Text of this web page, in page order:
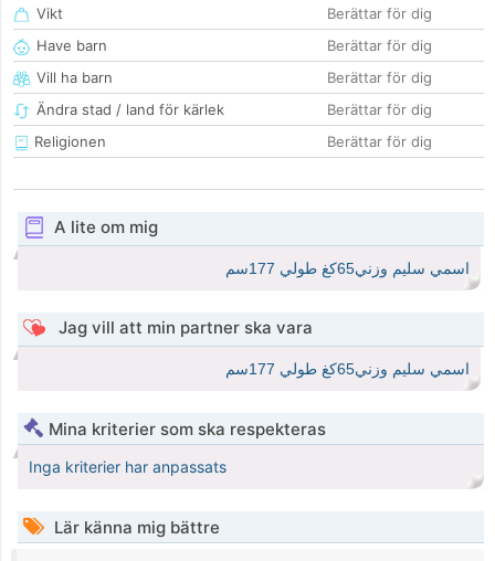
Vikt
Berättar för dig
Have barn
Berättar för dig
Vill ha barn
Berättar för dig
Ändra stad / land för kärlek
Berättar för dig
Religionen
Berättar för dig
A lite om mig
اسمي سليم وزني65كغ طولي 177سم
Jag vill att min partner ska vara
اسمي سليم وزني65كغ طولي 177سم
Mina kriterier som ska respekteras
Inga kriterier har anpassats
Lär känna mig bättre